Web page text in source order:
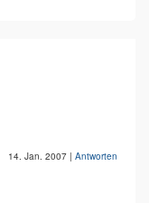
14. Jan. 2007 | Antworten